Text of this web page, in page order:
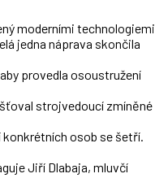
moderními technologiemi
jedna náprava skončila
provedla osoustružení
strojvedoucí zmíněné
osob se šetří.
Jiří Dlabaja, mluvčí